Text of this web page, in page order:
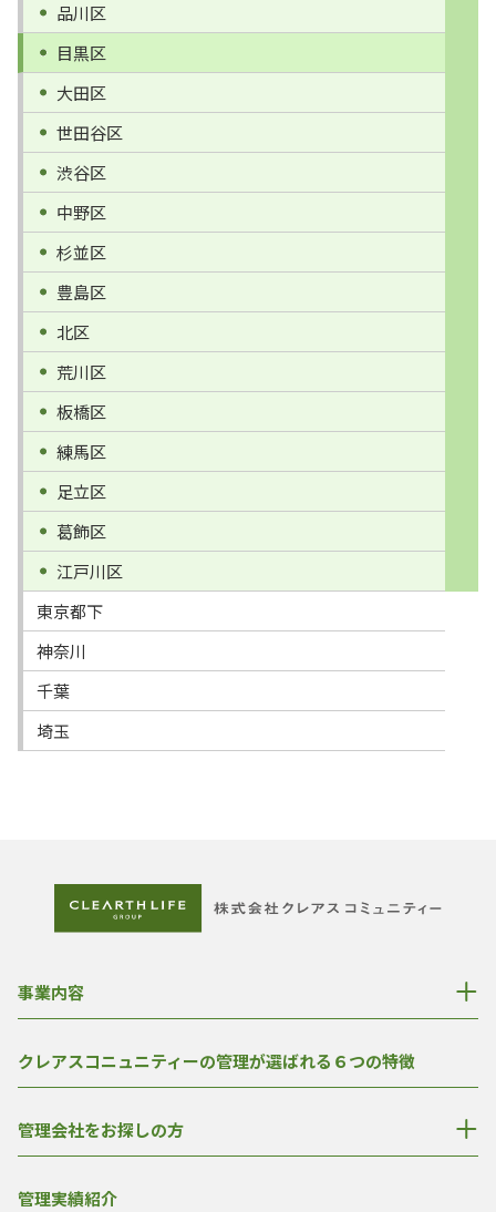
品川区
目黒区
大田区
世田谷区
渋谷区
中野区
杉並区
豊島区
北区
荒川区
板橋区
練馬区
足立区
葛飾区
江戸川区
東京都下
神奈川
千葉
埼玉
事業内容
クレアスコニュニティーの管理が選ばれる６つの特徴
管理会社をお探しの方
管理実績紹介